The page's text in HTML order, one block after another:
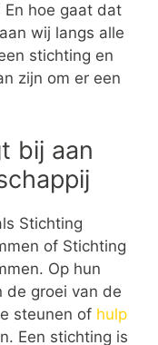
En hoe gaat dat
wij langs alle
stichting en
zijn om er een
bij aan
Stichting
of Stichting
Op hun
de groei van de
steunen of hulp
Een stichting is